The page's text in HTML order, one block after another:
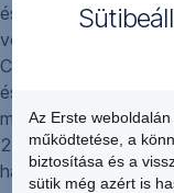
és az árutőzsdei
végezhető
CXXXVIII. törvény
és az egyéb
megfelelve – ezúton
2020. március 31-
határozatokat hozta:
Az Erste
működtetése, a
biztosítása és a
sütik még azért is